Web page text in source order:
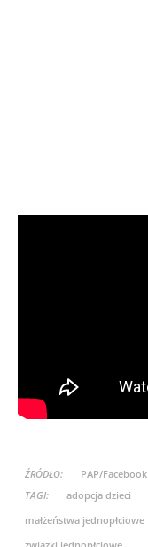
ŹRÓDŁO:
PAP/Facebook
TAGI:
adopcja dzieci
małżeństwa jednopłciowe